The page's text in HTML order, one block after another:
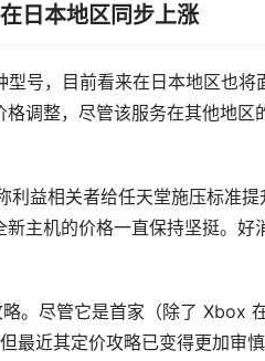
日本地区同步上涨
号，目前看来在日本地区也将
调整，尽管该服务在其他地区
益相关者给任天堂施压标准
主机的价格一直保持坚挺。好
。尽管它是首家（除了 Xbox
最近其定价攻略已变得更加审